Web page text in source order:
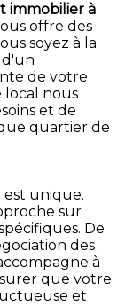
immobilier à
offre des
soyez à la
d'un
de votre
local nous
et de
quartier de
unique.
sur
De
des
à
que votre
et